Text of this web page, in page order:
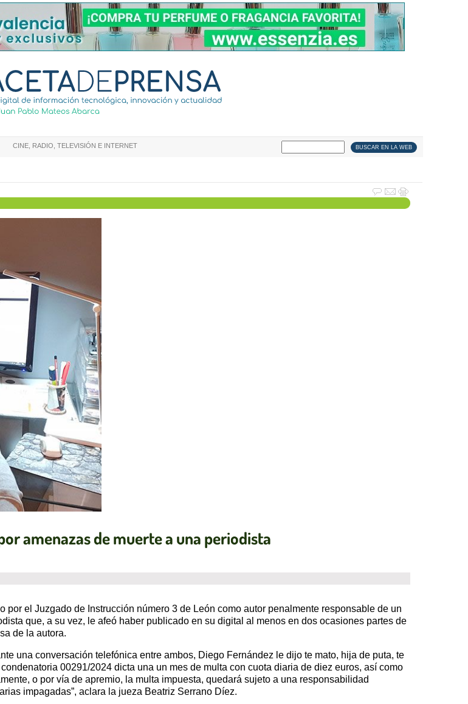
CINE, RADIO, TELEVISIÓN E INTERNET
amenazas de muerte a una periodista
el Juzgado de Instrucción número 3 de León como autor penalmente responsable de un
que, a su vez, le afeó haber publicado en su digital al menos en dos ocasiones partes de
de la autora.
una conversación telefónica entre ambos, Diego Fernández le dijo te mato, hija de puta, te
00291/2024 dicta una un mes de multa con cuota diaria de diez euros, así como
o por vía de apremio, la multa impuesta, quedará sujeto a una responsabilidad
impagadas”, aclara la jueza Beatriz Serrano Díez.